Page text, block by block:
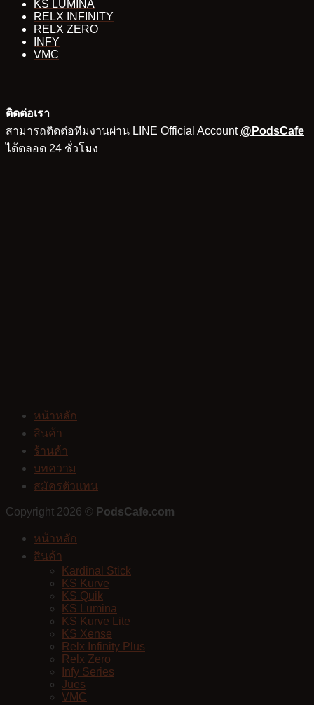
KS LUMINA
RELX INFINITY
RELX ZERO
INFY
VMC
ติดต่อเรา
สามารถติดต่อทีมงานผ่าน LINE Official Account @PodsCafe
ได้ตลอด 24 ชั่วโมง
หน้าหลัก
สินค้า
ร้านค้า
บทความ
สมัครตัวแทน
Copyright 2026 © PodsCafe.com
หน้าหลัก
สินค้า
Kardinal Stick
KS Kurve
KS Quik
KS Lumina
KS Kurve Lite
KS Xense
Relx Infinity Plus
Relx Zero
Infy Series
Jues
VMC